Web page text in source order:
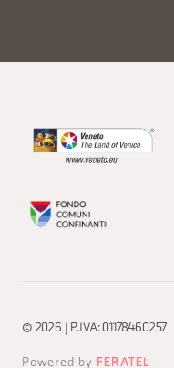
© 2026 | P.IVA: 01178460257
Powered by FERATEL